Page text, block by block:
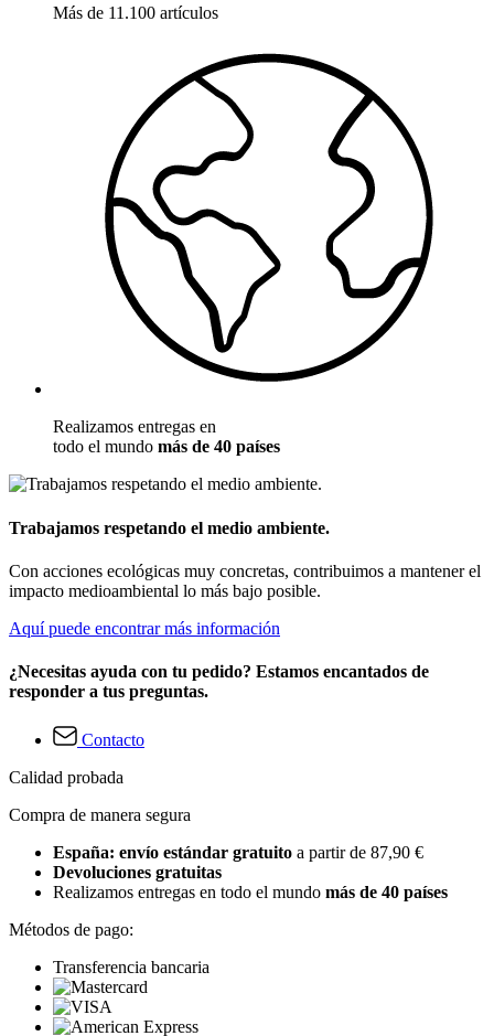
Más de 11.100 artículos
Realizamos entregas en
todo el mundo más de 40 países
Trabajamos respetando el medio ambiente.
Con acciones ecológicas muy concretas, contribuimos a mantener el
impacto medioambiental lo más bajo posible.
Aquí puede encontrar más información
¿Necesitas ayuda con tu pedido? Estamos encantados de
responder a tus preguntas.
Contacto
Calidad probada
Compra de manera segura
España: envío estándar gratuito a partir de 87,90 €
Devoluciones gratuitas
Realizamos entregas en todo el mundo más de 40 países
Métodos de pago:
Transferencia bancaria